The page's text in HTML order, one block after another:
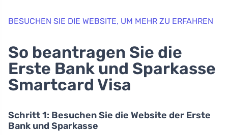
BESUCHEN SIE DIE WEBSITE, UM MEHR ZU ERFAHREN
So beantragen Sie die
Erste Bank und Sparkasse
Smartcard Visa
Schritt 1: Besuchen Sie die Website der Erste
Bank und Sparkasse